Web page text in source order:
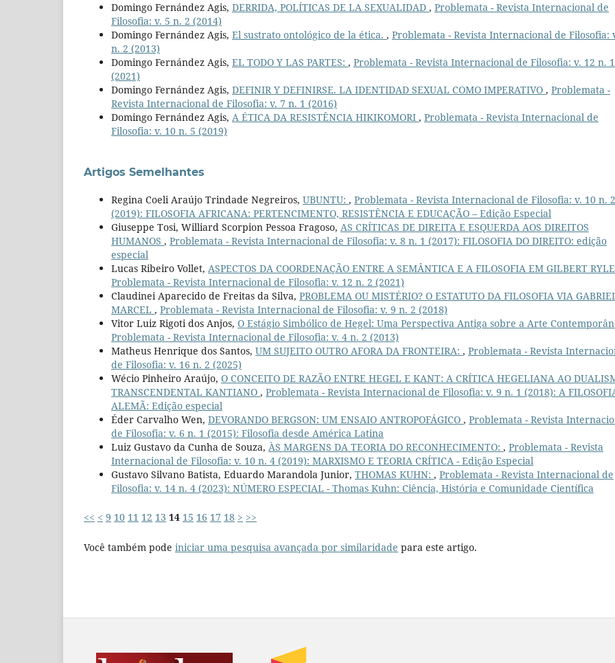
Domingo Fernández Agis, DERRIDA, POLÍTICAS DE LA SEXUALIDAD , Problemata - Revista Internacional de
Filosofia: v. 5 n. 2 (2014)
Domingo Fernández Agis, El sustrato ontológico de la ética. , Problemata - Revista Internacional de Filosofia:
n. 2 (2013)
Domingo Fernández Agis, EL TODO Y LAS PARTES: , Problemata - Revista Internacional de Filosofia: v. 12 n. 1
(2021)
Domingo Fernández Agis, DEFINIR Y DEFINIRSE. LA IDENTIDAD SEXUAL COMO IMPERATIVO , Problemata -
Revista Internacional de Filosofia: v. 7 n. 1 (2016)
Domingo Fernández Agis, A ÉTICA DA RESISTÊNCIA HIKIKOMORI , Problemata - Revista Internacional de
Filosofia: v. 10 n. 5 (2019)
Artigos Semelhantes
Regina Coeli Araújo Trindade Negreiros, UBUNTU: , Problemata - Revista Internacional de Filosofia: v. 10 n. 2
(2019): FILOSOFIA AFRICANA: PERTENCIMENTO, RESISTÊNCIA E EDUCAÇÃO – Edição Especial
Giuseppe Tosi, Williard Scorpion Pessoa Fragoso, AS CRÍTICAS DE DIREITA E ESQUERDA AOS DIREITOS
HUMANOS , Problemata - Revista Internacional de Filosofia: v. 8 n. 1 (2017): FILOSOFIA DO DIREITO: edição
especial
Lucas Ribeiro Vollet, ASPECTOS DA COORDENAÇÃO ENTRE A SEMÂNTICA E A FILOSOFIA EM GILBERT
Problemata - Revista Internacional de Filosofia: v. 12 n. 2 (2021)
Claudinei Aparecido de Freitas da Silva, PROBLEMA OU MISTÉRIO? O ESTATUTO DA FILOSOFIA VIA
MARCEL , Problemata - Revista Internacional de Filosofia: v. 9 n. 2 (2018)
Vitor Luiz Rigoti dos Anjos, O Estágio Simbólico de Hegel: Uma Perspectiva Antiga sobre a Arte
Problemata - Revista Internacional de Filosofia: v. 4 n. 2 (2013)
Matheus Henrique dos Santos, UM SUJEITO OUTRO AFORA DA FRONTEIRA: , Problemata - Revista
de Filosofia: v. 16 n. 2 (2025)
Wécio Pinheiro Araújo, O CONCEITO DE RAZÃO ENTRE HEGEL E KANT: A CRÍTICA HEGELIANA AO
TRANSCENDENTAL KANTIANO , Problemata - Revista Internacional de Filosofia: v. 9 n. 1 (2018): A
ALEMÃ: Edição especial
Éder Carvalho Wen, DEVORANDO BERGSON: UM ENSAIO ANTROPOFÁGICO , Problemata - Revista
de Filosofia: v. 6 n. 1 (2015): Filosofia desde América Latina
Luiz Gustavo da Cunha de Souza, ÀS MARGENS DA TEORIA DO RECONHECIMENTO: , Problemata - Revista
Internacional de Filosofia: v. 10 n. 4 (2019): MARXISMO E TEORIA CRÍTICA - Edição Especial
Gustavo Silvano Batista, Eduardo Marandola Junior, THOMAS KUHN: , Problemata - Revista Internacional de
Filosofia: v. 14 n. 4 (2023): NÚMERO ESPECIAL - Thomas Kuhn: Ciência, História e Comunidade Científica
<< < 9 10 11 12 13 14 15 16 17 18 > >>
Você também pode iniciar uma pesquisa avançada por similaridade para este artigo.